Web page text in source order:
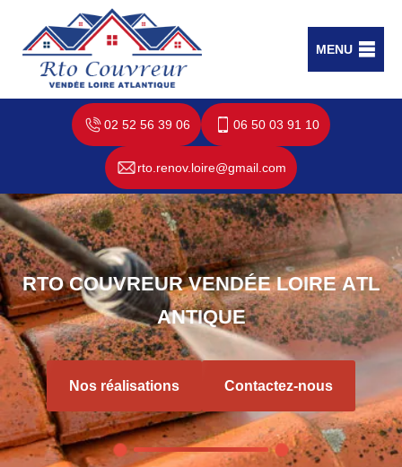
MENU
02 52 56 39 06 06 50 03 91 10
rto.renov.loire@gmail.com
RTO COUVREUR VENDÉE LOIRE ATL
ANTIQUE
Nos réalisations Contactez-nous